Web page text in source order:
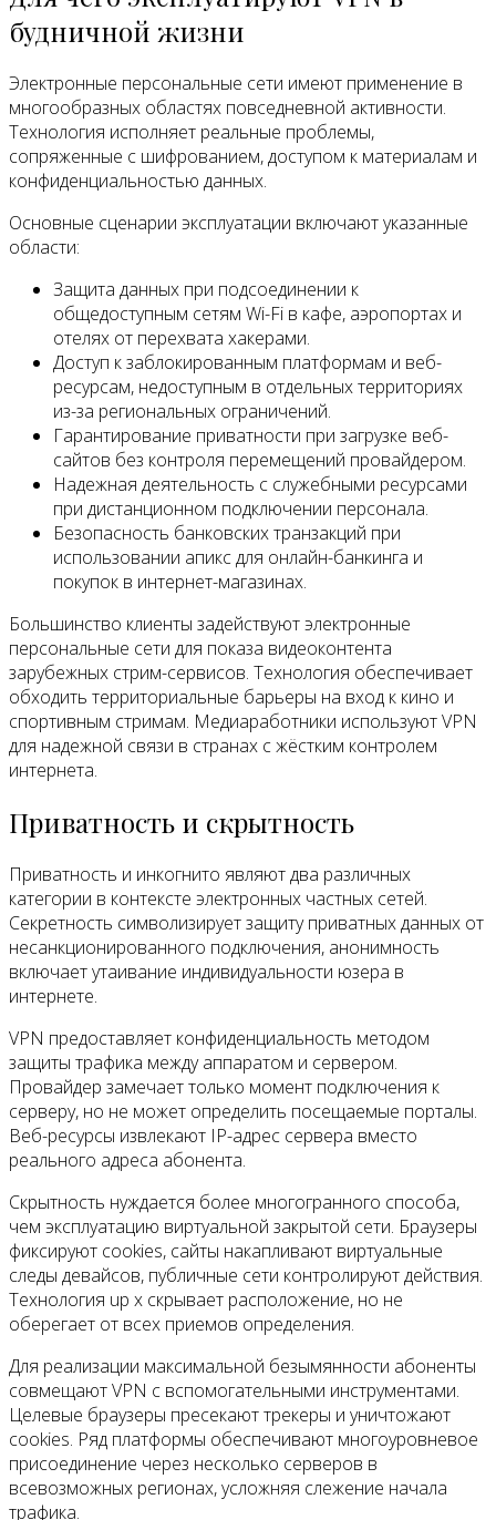
будничной жизни
Электронные персональные сети имеют применение в
многообразных областях повседневной активности.
Технология исполняет реальные проблемы,
сопряженные с шифрованием, доступом к материалам и
конфиденциальностью данных.
Основные сценарии эксплуатации включают указанные
области:
Защита данных при подсоединении к
общедоступным сетям Wi-Fi в кафе, аэропортах и
отелях от перехвата хакерами.
Доступ к заблокированным платформам и веб-
ресурсам, недоступным в отдельных территориях
из-за региональных ограничений.
Гарантирование приватности при загрузке веб-
сайтов без контроля перемещений провайдером.
Надежная деятельность с служебными ресурсами
при дистанционном подключении персонала.
Безопасность банковских транзакций при
использовании апикс для онлайн-банкинга и
покупок в интернет-магазинах.
Большинство клиенты задействуют электронные
персональные сети для показа видеоконтента
зарубежных стрим-сервисов. Технология обеспечивает
обходить территориальные барьеры на вход к кино и
спортивным стримам. Медиаработники используют VPN
для надежной связи в странах с жёстким контролем
интернета.
Приватность и скрытность
Приватность и инкогнито являют два различных
категории в контексте электронных частных сетей.
Секретность символизирует защиту приватных данных от
несанкционированного подключения, анонимность
включает утаивание индивидуальности юзера в
интернете.
VPN предоставляет конфиденциальность методом
защиты трафика между аппаратом и сервером.
Провайдер замечает только момент подключения к
серверу, но не может определить посещаемые порталы.
Веб-ресурсы извлекают IP-адрес сервера вместо
реального адреса абонента.
Скрытность нуждается более многогранного способа,
чем эксплуатацию виртуальной закрытой сети. Браузеры
фиксируют cookies, сайты накапливают виртуальные
следы девайсов, публичные сети контролируют действия.
Технология up x скрывает расположение, но не
оберегает от всех приемов определения.
Для реализации максимальной безымянности абоненты
совмещают VPN с вспомогательными инструментами.
Целевые браузеры пресекают трекеры и уничтожают
cookies. Ряд платформы обеспечивают многоуровневое
присоединение через несколько серверов в
всевозможных регионах, усложняя слежение начала
трафика.